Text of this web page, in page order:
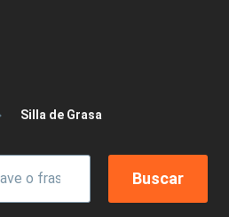
de ayuda a la
Silla de Grasa